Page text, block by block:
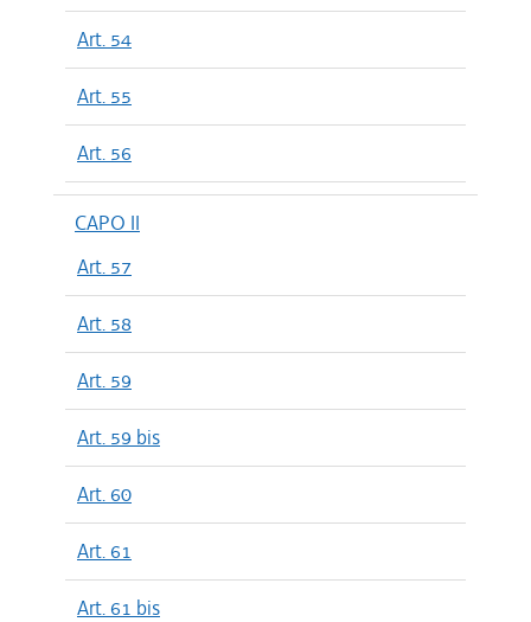
Art. 54
Art. 55
Art. 56
CAPO II
Art. 57
Art. 58
Art. 59
Art. 59 bis
Art. 60
Art. 61
Art. 61 bis